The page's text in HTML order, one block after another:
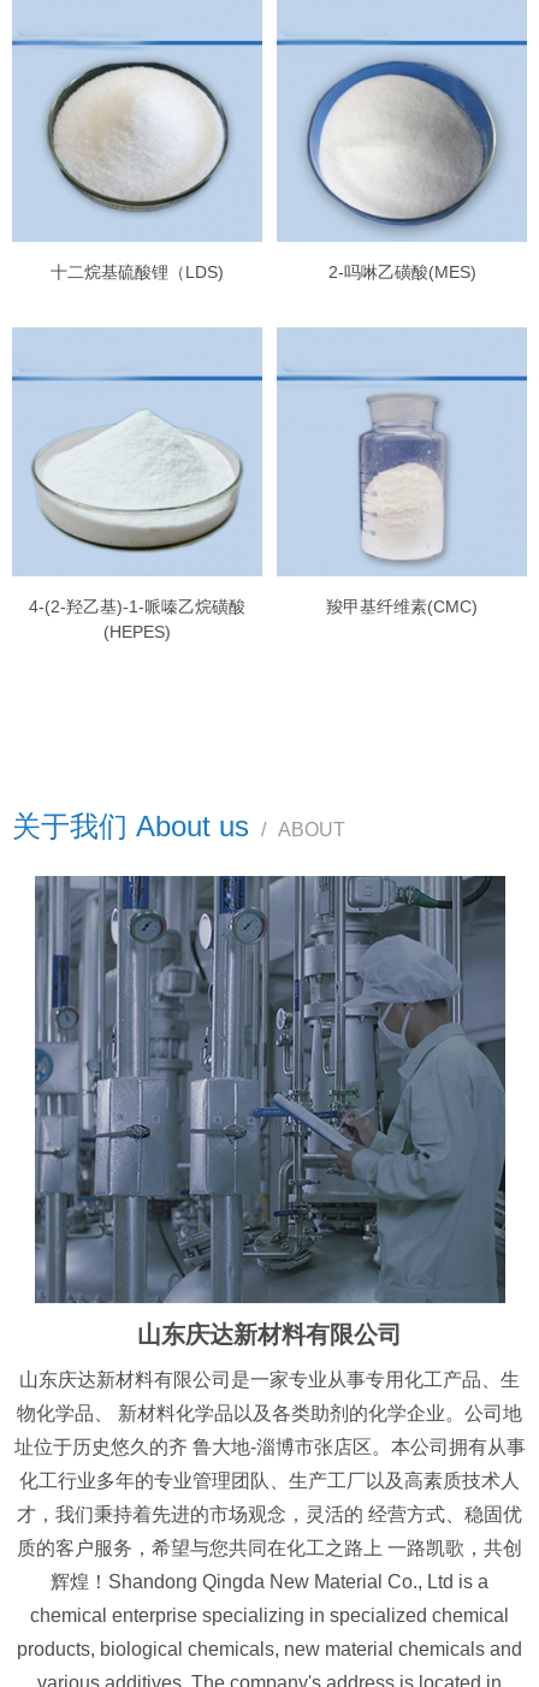
十二烷基硫酸锂（LDS) 2-吗啉乙磺酸(MES)
4-(2-羟乙基)-1-哌嗪乙烷磺酸
(HEPES)
羧甲基纤维素(CMC)
关于我们 About us / ABOUT
山东庆达新材料有限公司
山东庆达新材料有限公司是一家专业从事专用化工产品、生
物化学品、 新材料化学品以及各类助剂的化学企业。公司地
址位于历史悠久的齐 鲁大地-淄博市张店区。本公司拥有从事
化工行业多年的专业管理团队、生产工厂以及高素质技术人
才，我们秉持着先进的市场观念，灵活的 经营方式、稳固优
质的客户服务，希望与您共同在化工之路上 一路凯歌，共创
辉煌！Shandong Qingda New Material Co., Ltd is a
chemical enterprise specializing in specialized chemical
products, biological chemicals, new material chemicals and